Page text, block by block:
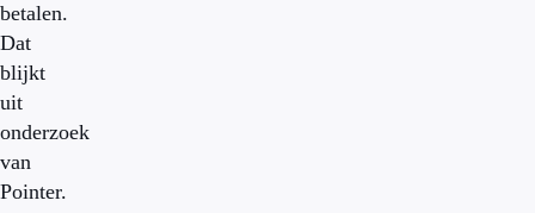
betalen.
Dat
blijkt
uit
onderzoek
van
Pointer.